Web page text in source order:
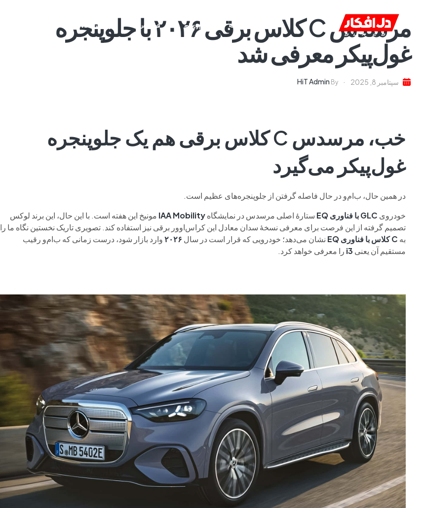
خانه ام وی ام فونیکس فونیکس NEV
مرسدس C کلاس برقی ۲۰۲۶ با جلوپنجره
غول‌پیکر معرفی شد
سپتامبر 8, 2025 By
HiT Admin
خب، مرسدس C کلاس برقی هم یک جلوپنجره
غول‌پیکر می‌گیرد
در همین حال، ب‌ام‌و در حال فاصله گرفتن از جلوپنجره‌های عظیم است.
خودروی GLC با فناوری EQ ستارهٔ اصلی مرسدس در نمایشگاهIAA Mobility مونیخ این هفته است. با این حال، این برند لوکس
تصمیم گرفته از این فرصت برای معرفی نسخهٔ سدان معادل این کراس‌اوور برقی نیز استفاده کند. تصویری تاریک نخستین نگاه ما را
به C کلاس با فناوری EQ نشان می‌دهد؛ خودرویی که قرار است در سال ۲۰۲۶وارد بازار شود، درست زمانی که ب‌ام‌و رقیب
مستقیم آن یعنی i3 را معرفی خواهد کرد.